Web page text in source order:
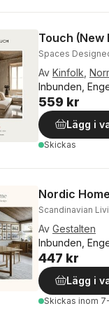
Touch (New
Spaces
Av Kinfolk
Inbunden,
559 kr
Lägg i
Skickas
Nordic Home
Scandinavian
Av Gestalten
Inbunden,
447 kr
Lägg i
Skickas inom